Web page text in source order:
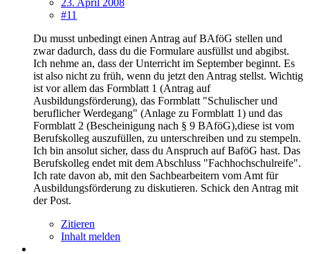
#11
Du musst unbedingt einen Antrag auf BAföG stellen und
zwar dadurch, dass du die Formulare ausfüllst und abgibst.
Ich nehme an, dass der Unterricht im September beginnt. Es
ist also nicht zu früh, wenn du jetzt den Antrag stellst. Wichtig
ist vor allem das Formblatt 1 (Antrag auf
Ausbildungsförderung), das Formblatt "Schulischer und
beruflicher Werdegang" (Anlage zu Formblatt 1) und das
Formblatt 2 (Bescheinigung nach § 9 BAföG),diese ist vom
Berufskolleg auszufüllen, zu unterschreiben und zu stempeln.
Ich bin ansolut sicher, dass du Anspruch auf BaföG hast. Das
Berufskolleg endet mit dem Abschluss "Fachhochschulreife".
Ich rate davon ab, mit den Sachbearbeitern vom Amt für
Ausbildungsförderung zu diskutieren. Schick den Antrag mit
der Post.
Zitieren
Inhalt melden